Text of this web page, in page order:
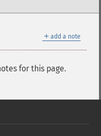
＋ add a note
for this page.